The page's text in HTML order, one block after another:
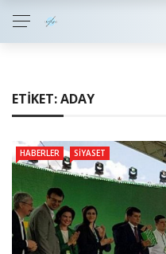
ETIKET:ADAY
HABERLER SIYASET